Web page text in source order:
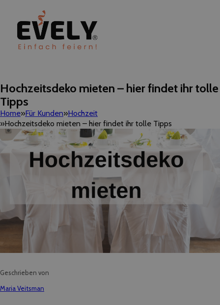
Hochzeitsdeko mieten – hier findet ihr tolle
Tipps
Home Für Kunden Hochzeit
Hochzeitsdeko mieten – hier findet ihr tolle Tipps
Geschrieben von
Maria Veitsman